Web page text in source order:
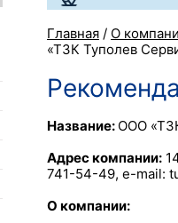
Главная / О
«ТЗК Туполев
Название: ООО
Адрес компании:
741-54-49, e-mail:
О компании: